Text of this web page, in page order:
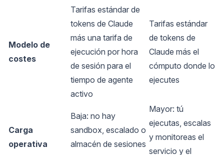
Modelo de
costes
Tarifas estándar de
tokens de Claude
más una tarifa de
ejecución por hora
de sesión para el
tiempo de agente
activo
Tarifas estándar
de tokens de
Claude más el
cómputo donde lo
ejecutes
Carga
operativa
Baja: no hay
sandbox, escalado o
almacén de sesiones
Mayor: tú
ejecutas, escalas
y monitoreas el
servicio y el